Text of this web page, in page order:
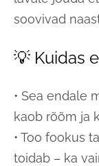
soovivad
💡 Kuidas
• Sea endale
kaob rõõm ja
• Too fookus
toidab – ka